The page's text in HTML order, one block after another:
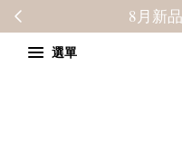
轉
選單